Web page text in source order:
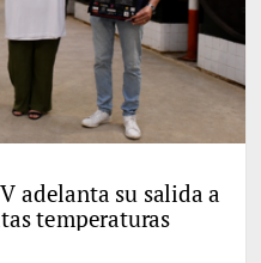
adelanta su salida a
temperaturas